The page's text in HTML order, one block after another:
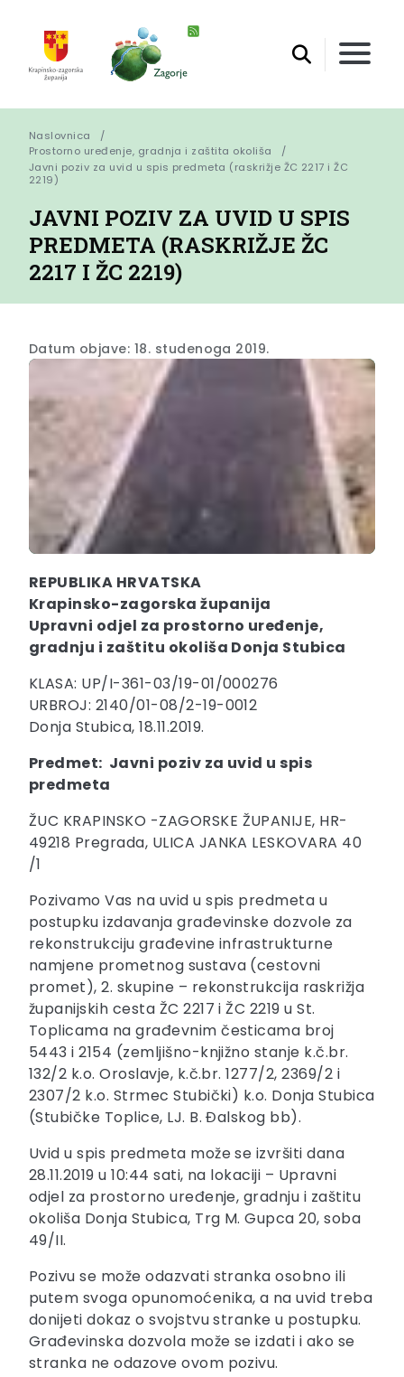
Naslovnica
Prostorno uređenje, gradnja i zaštita okoliša
Javni poziv za uvid u spis predmeta (raskrižje ŽC 2217 i ŽC
2219)
JAVNI POZIV ZA UVID U SPIS
PREDMETA (RASKRIŽJE ŽC
2217 I ŽC 2219)
Datum objave: 18. studenoga 2019.
REPUBLIKA HRVATSKA
Krapinsko-zagorska županija
Upravni odjel za prostorno uređenje,
gradnju i zaštitu okoliša Donja Stubica
KLASA: UP/I-361-03/19-01/000276
URBROJ: 2140/01-08/2-19-0012
Donja Stubica, 18.11.2019.
Predmet: Javni poziv za uvid u spis
predmeta
ŽUC KRAPINSKO -ZAGORSKE ŽUPANIJE, HR-
49218 Pregrada, ULICA JANKA LESKOVARA 40
/1
Pozivamo Vas na uvid u spis predmeta u
postupku izdavanja građevinske dozvole za
rekonstrukciju građevine infrastrukturne
namjene prometnog sustava (cestovni
promet), 2. skupine – rekonstrukcija raskrižja
županijskih cesta ŽC 2217 i ŽC 2219 u St.
Toplicama na građevnim česticama broj
5443 i 2154 (zemljišno-knjižno stanje k.č.br.
132/2 k.o. Oroslavje, k.č.br. 1277/2, 2369/2 i
2307/2 k.o. Strmec Stubički) k.o. Donja Stubica
(Stubičke Toplice, LJ. B. Đalskog bb).
Uvid u spis predmeta može se izvršiti dana
28.11.2019 u 10:44 sati, na lokaciji – Upravni
odjel za prostorno uređenje, gradnju i zaštitu
okoliša Donja Stubica, Trg M. Gupca 20, soba
49/II.
Pozivu se može odazvati stranka osobno ili
putem svoga opunomoćenika, a na uvid treba
donijeti dokaz o svojstvu stranke u postupku.
Građevinska dozvola može se izdati i ako se
stranka ne odazove ovom pozivu.